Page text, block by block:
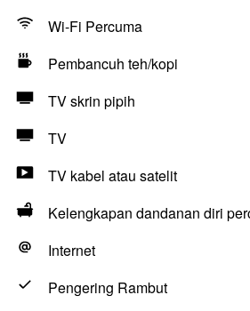
Wi-Fi Percuma
Pembancuh teh/kopi
TV skrin pipih
TV
TV kabel atau satelit
Kelengkapan dandanan diri
Internet
Pengering Rambut